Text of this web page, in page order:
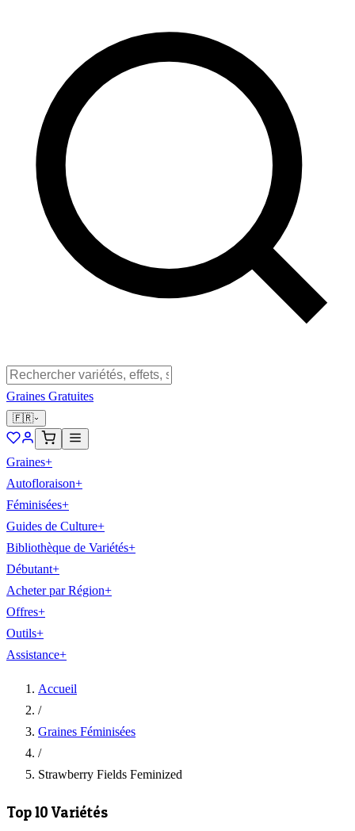
Graines Gratuites
🇫🇷
Graines+
Autofloraison+
Féminisées+
Guides de Culture+
Bibliothèque de Variétés+
Débutant+
Acheter par Région+
Offres+
Outils+
Assistance+
Accueil
/
Graines Féminisées
/
Strawberry Fields Feminized
Top 10 Variétés